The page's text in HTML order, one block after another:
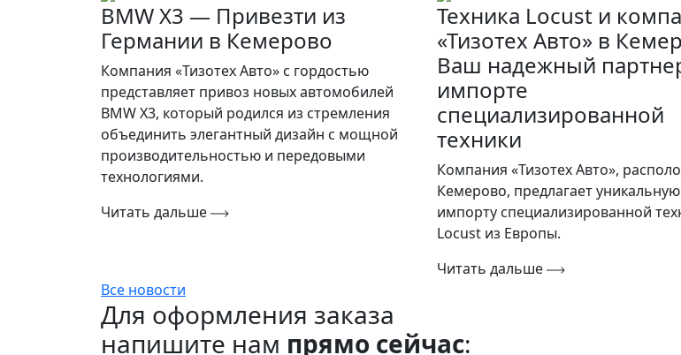
BMW X3 — Привезти из
Германии в Кемерово
Компания «Тизотех Авто» с гордостью
представляет привоз новых автомобилей
BMW X3, который родился из стремления
объединить элегантный дизайн с мощной
производительностью и передовыми
технологиями.
Читать дальше
Техника Locust и
«Тизотех Авто» в
Ваш надежный
импорте
специализированной
техники
Компания «Тизотех Авто»,
Кемерово, предлагает уникальную
импорту специализированной
Locust из Европы.
Читать дальше
Все новости
Для оформления заказа
напишите нам прямо сейчас: